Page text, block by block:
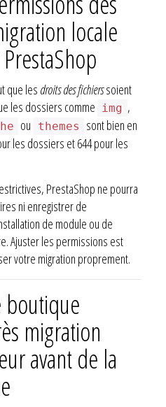
locale
que les droits des fichierssoient
les dossiers comme
img ,
ou themes
sont bien en
les dossiers et 644 pour les
PrestaShop ne pourra
ni enregistrer de
de module ou de
Ajuster les permissions est
votre migration proprement.
boutique
migration
avant de la